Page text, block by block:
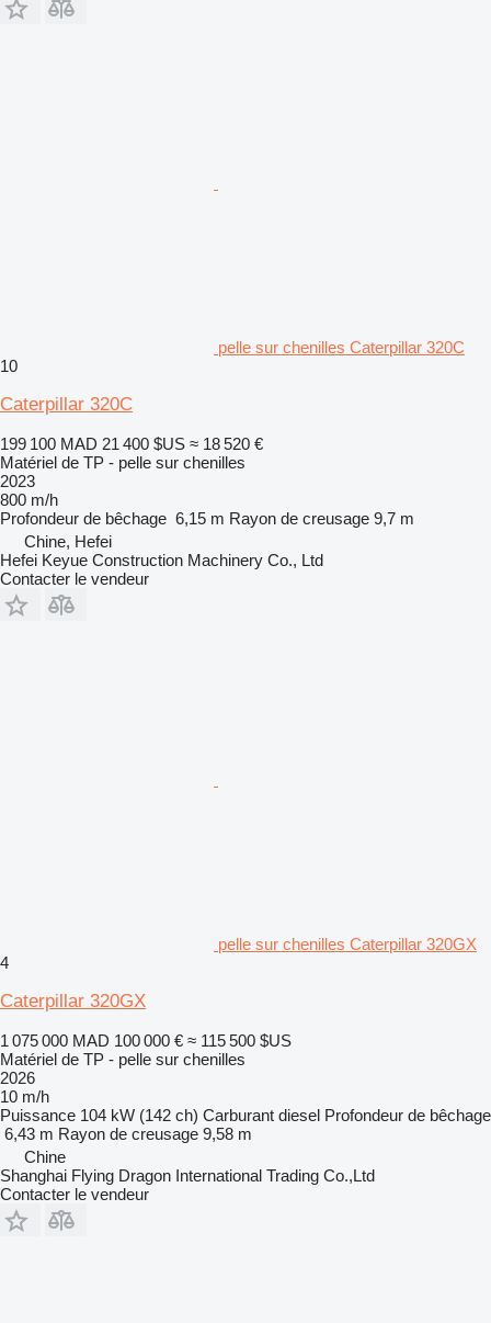
pelle sur chenilles Caterpillar 320C
10
Caterpillar 320C
199 100 MAD 21 400 $US ≈ 18 520 €
Matériel de TP - pelle sur chenilles
2023
800 m/h
Profondeur de bêchage 6,15 m Rayon de creusage 9,7 m
Chine, Hefei
Hefei Keyue Construction Machinery Co., Ltd
Contacter le vendeur
pelle sur chenilles Caterpillar 320GX
4
Caterpillar 320GX
1 075 000 MAD 100 000 € ≈ 115 500 $US
Matériel de TP - pelle sur chenilles
2026
10 m/h
Puissance 104 kW (142 ch) Carburant diesel Profondeur de bêchage
6,43 m Rayon de creusage 9,58 m
Chine
Shanghai Flying Dragon International Trading Co.,Ltd
Contacter le vendeur